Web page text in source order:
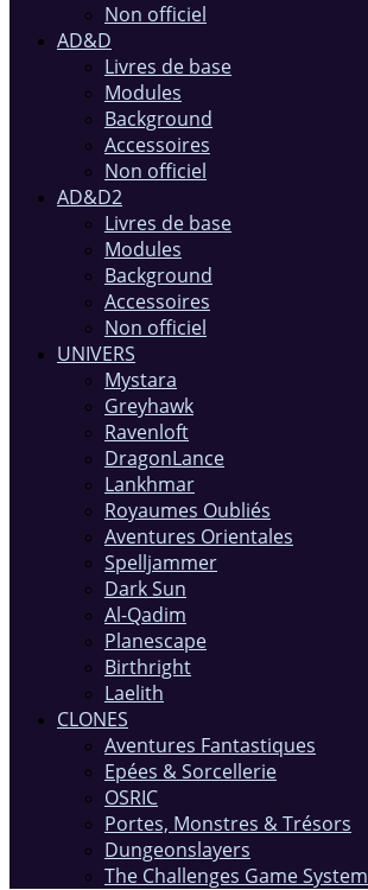
Non officiel
AD&D
Livres de base
Modules
Background
Accessoires
Non officiel
AD&D2
Livres de base
Modules
Background
Accessoires
Non officiel
UNIVERS
Mystara
Greyhawk
Ravenloft
DragonLance
Lankhmar
Royaumes Oubliés
Aventures Orientales
Spelljammer
Dark Sun
Al-Qadim
Planescape
Birthright
Laelith
CLONES
Aventures Fantastiques
Epées & Sorcellerie
OSRIC
Portes, Monstres & Trésors
Dungeonslayers
The Challenges Game System